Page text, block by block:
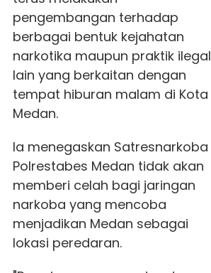
pengembangan terhadap
berbagai bentuk kejahatan
narkotika maupun praktik ilegal
lain yang berkaitan dengan
tempat hiburan malam di Kota
Medan.
Ia menegaskan Satresnarkoba
Polrestabes Medan tidak akan
memberi celah bagi jaringan
narkoba yang mencoba
menjadikan Medan sebagai
lokasi peredaran.